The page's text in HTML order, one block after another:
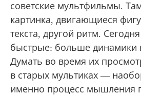
советские мультфильмы.
картинка, двигающиеся
текста, другой ритм.
быстрые: больше динамики
Думать во время их
в старых мультиках —
именно процесс мышления